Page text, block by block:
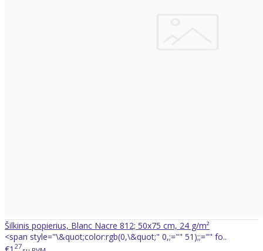
Šilkinis popierius, Blanc Nacre 812; 50x75 cm, 24 g/m²
<span style="\&quot;color:rgb(0,\&quot;" 0,;="" 51);;="" fo..
27